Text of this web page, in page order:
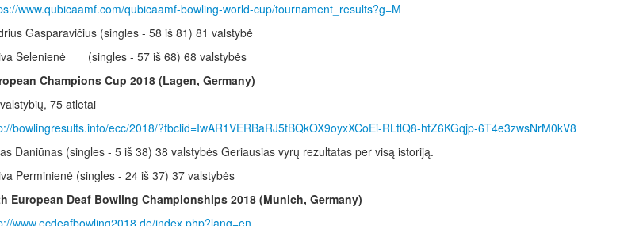
www.qubicaamf.com/qubicaamf-bowling-world-cup/tournament_results?g=M
Gasparavičius (singles - 58 iš 81) 81 valstybė
Selenienė (singles - 57 iš 68) 68 valstybės
Champions Cup 2018 (Lagen, Germany)
75 atletai
bowlingresults.info/ecc/2018/?fbclid=IwAR1VERBaRJ5tBQkOX9oyxXCoEi-RLtlQ8-htZ6KGqjp-6T4e3zwsNrM0kV8
Daniūnas (singles - 5 iš 38) 38 valstybės Geriausias vyrų rezultatas per visą istoriją.
Perminienė (singles - 24 iš 37) 37 valstybės
European Deaf Bowling Championships 2018 (Munich, Germany)
www.ecdeafbowling2018.de/index.php?lang=en